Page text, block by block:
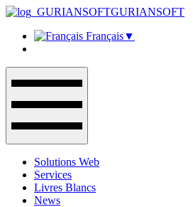
GURIANSOFT
Français▼
Solutions Web
Services
Livres Blancs
News